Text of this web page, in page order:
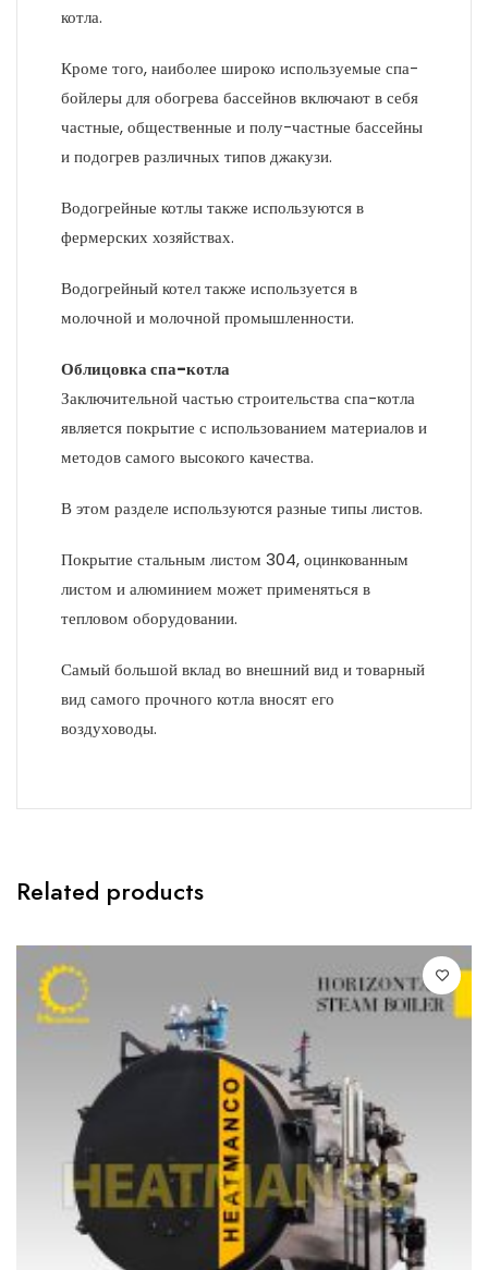
котла.
Кроме того, наиболее широко используемые спа-
бойлеры для обогрева бассейнов включают в себя
частные, общественные и полу-частные бассейны
и подогрев различных типов джакузи.
Водогрейные котлы также используются в
фермерских хозяйствах.
Водогрейный котел также используется в
молочной и молочной промышленности.
Облицовка спа-котла
Заключительной частью строительства спа-котла
является покрытие с использованием материалов и
методов самого высокого качества.
В этом разделе используются разные типы листов.
Покрытие стальным листом 304, оцинкованным
листом и алюминием может применяться в
тепловом оборудовании.
Самый большой вклад во внешний вид и товарный
вид самого прочного котла вносят его
воздуховоды.
Related products